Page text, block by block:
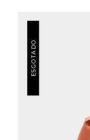
ESGOTADO